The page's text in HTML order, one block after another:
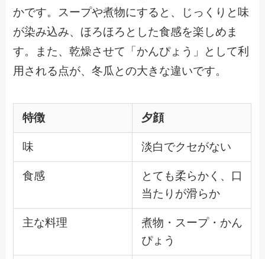
かです。スープや煮物にすると、じっくりと味
が染み込み、ほろほろとした食感を楽しめま
す。また、乾燥させて「かんぴょう」として利
用される点が、冬瓜との大きな違いです。
特徴 夕顔
味 淡白でクセがない
食感
とても柔らかく、口
当たりが滑らか
主な料理
煮物・スープ・かん
ぴょう